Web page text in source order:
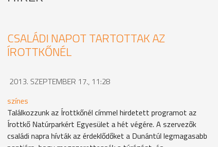
CSALÁDI NAPOT TARTOTTAK AZ
ÍROTTKŐNÉL
2013. SZEPTEMBER 17., 11:28
színes
Találkozzunk az Írottkőnél címmel hirdetett programot az
Írottkő Natúrparkért Egyesület a hét végére. A szervezők
családi napra hívták az érdeklődőket a Dunántúl legmagasabb